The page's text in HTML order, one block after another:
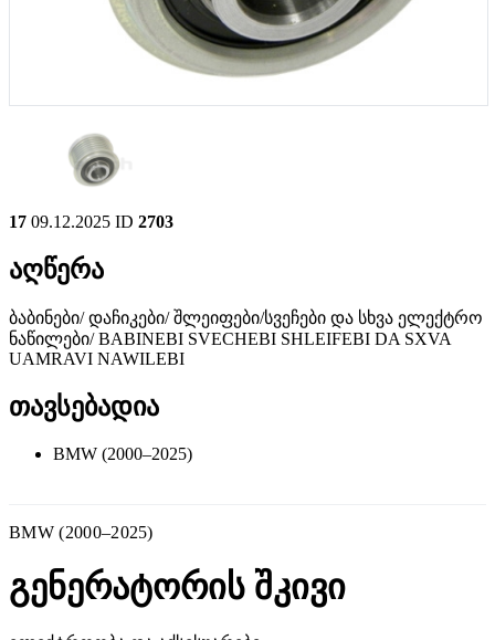
17 09.12.2025 ID 2703
აღწერა
ბაბინები/ დაჩიკები/ შლეიფები/სვეჩები და სხვა ელექტრო
ნაწილები/ BABINEBI SVECHEBI SHLEIFEBI DA SXVA
UAMRAVI NAWILEBI
თავსებადია
BMW (2000–2025)
BMW (2000–2025)
გენერატორის შკივი